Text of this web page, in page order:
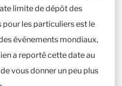
limite de dépôt des
les particuliers est le
événements mondiaux,
a reporté cette date au
vous donner un peu plus